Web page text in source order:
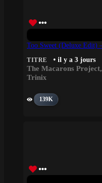
TITRE • il y a 3 jours
The Macarons Project,
Trinix
139K